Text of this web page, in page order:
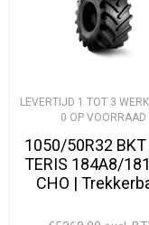
LEVERTIJD 1 TOT 3
0 OP VOORRAAD
1050/50R32 BKT
TERIS 184A8/
CHO |